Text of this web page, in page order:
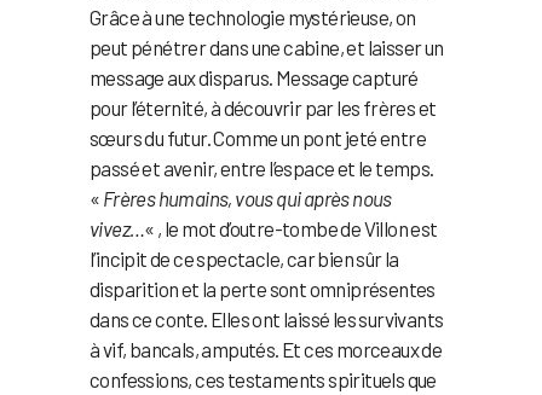
Grâce à une technologie mystérieuse, on
peut pénétrer dans une cabine, et laisser un
message aux disparus. Message capturé
pour l’éternité, à découvrir par les frères et
sœurs du futur. Comme un pont jeté entre
passé et avenir, entre l’espace et le temps.
« Frères humains, vous qui après nous
vivez… « , le mot d’outre-tombe de Villon est
l’incipit de ce spectacle, car bien sûr la
disparition et la perte sont omniprésentes
dans ce conte. Elles ont laissé les survivants
à vif, bancals, amputés. Et ces morceaux de
confessions, ces testaments spirituels que